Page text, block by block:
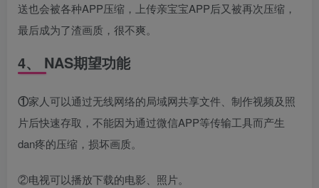
送也会被各种APP压缩，上传亲宝宝APP后又被再次压缩，
最后成为了渣画质，很不爽。
4、 NAS期望功能
①家人可以通过无线网络的局域网共享文件、制作视频及照
片后快速存取，不能因为通过微信APP等传输工具而产生
dan疼的压缩，损坏画质。
②电视可以播放下载的电影、照片。